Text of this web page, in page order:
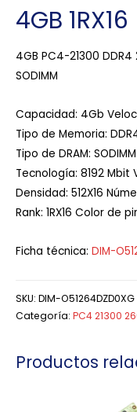
4GB 1RX16
4GB PC4-21300 DDR4
SODIMM
Capacidad: 4Gb
Tipo de Memoria:
Tipo de DRAM:
Tecnología: 8192 Mbit
Densidad: 512X16
Rank: 1RX16 Color de
Ficha técnica: DIM-
SKU: DIM-O51264DZD0XG
Categoría: PC4 21300
Productos